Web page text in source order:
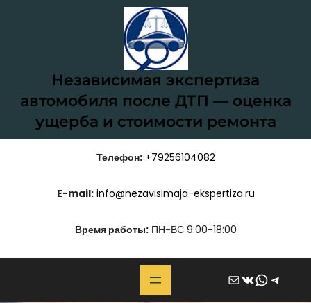
Независимая экспертиза
автомобиля после ДТП — оценка
ущерба и стоимости ремонта
Телефон: +79256104082
E-mail: info@nezavisimaja-ekspertiza.ru
Время работы:ПН-ВС 9:00-18:00
Почта ВКонтакте WhatsApp Telegram